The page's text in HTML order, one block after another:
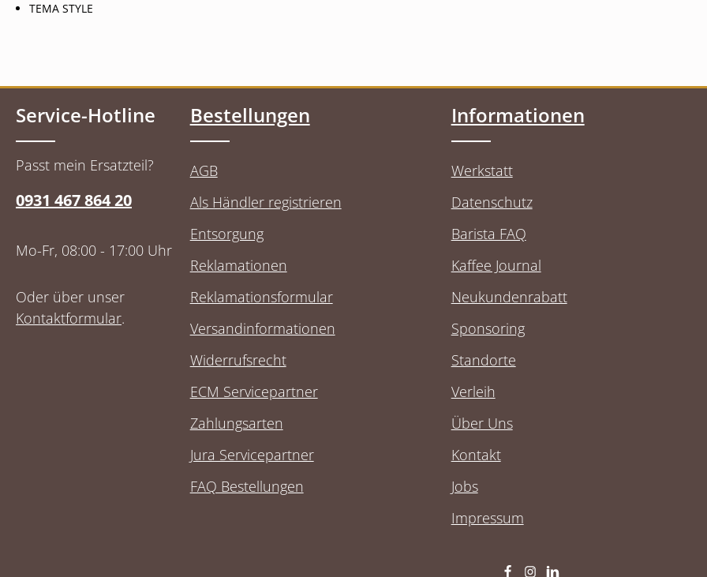
TEMA STYLE
Service-Hotline
Passt mein Ersatzteil?
0931 467 864 20
Mo-Fr, 08:00 - 17:00 Uhr
Oder über unser
Kontaktformular.
Bestellungen
AGB
Als Händler registrieren
Entsorgung
Reklamationen
Reklamationsformular
Versandinformationen
Widerrufsrecht
ECM Servicepartner
Zahlungsarten
Jura Servicepartner
FAQ Bestellungen
Informationen
Werkstatt
Datenschutz
Barista FAQ
Kaffee Journal
Neukundenrabatt
Sponsoring
Standorte
Verleih
Über Uns
Kontakt
Jobs
Impressum